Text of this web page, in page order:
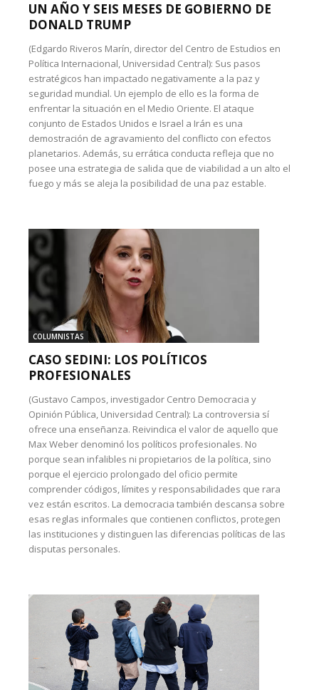
UN AÑO Y SEIS MESES DE GOBIERNO DE
DONALD TRUMP
(Edgardo Riveros Marín, director del Centro de Estudios en
Política Internacional, Universidad Central): Sus pasos
estratégicos han impactado negativamente a la paz y
seguridad mundial. Un ejemplo de ello es la forma de
enfrentar la situación en el Medio Oriente. El ataque
conjunto de Estados Unidos e Israel a Irán es una
demostración de agravamiento del conflicto con efectos
planetarios. Además, su errática conducta refleja que no
posee una estrategia de salida que de viabilidad a un alto el
fuego y más se aleja la posibilidad de una paz estable.
COLUMNISTAS
CASO SEDINI: LOS POLÍTICOS
PROFESIONALES
(Gustavo Campos, investigador Centro Democracia y
Opinión Pública, Universidad Central): La controversia sí
ofrece una enseñanza. Reivindica el valor de aquello que
Max Weber denominó los políticos profesionales. No
porque sean infalibles ni propietarios de la política, sino
porque el ejercicio prolongado del oficio permite
comprender códigos, límites y responsabilidades que rara
vez están escritos. La democracia también descansa sobre
esas reglas informales que contienen conflictos, protegen
las instituciones y distinguen las diferencias políticas de las
disputas personales.